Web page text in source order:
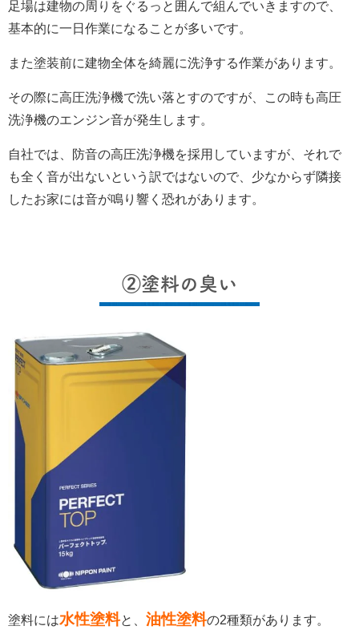
足場は建物の周りをぐるっと囲んで組んでいきますので、
基本的に一日作業になることが多いです。
また塗装前に建物全体を綺麗に洗浄する作業があります。
その際に高圧洗浄機で洗い落とすのですが、この時も高圧
洗浄機のエンジン音が発生します。
自社では、防音の高圧洗浄機を採用していますが、それで
も全く音が出ないという訳ではないので、少なからず隣接
したお家には音が鳴り響く恐れがあります。
②塗料の臭い
塗料には水性塗料と、 油性塗料の2種類があります。